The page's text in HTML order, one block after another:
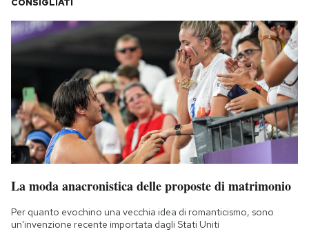
SHOP
CALENDARIO
AREA PERSONALE
Area Personale
Notifiche mobile
Regala il Post
Hai bisogno di aiuto?
CONSIGLIATI
La moda anacronistica delle proposte di matrimonio
Per quanto evochino una vecchia idea di romanticismo, sono
un'invenzione recente importata dagli Stati Uniti